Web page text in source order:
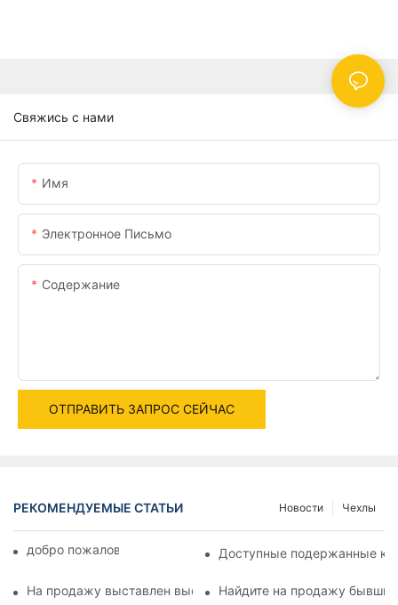
Свяжись с нами
Имя
Электронное Письмо
Содержание
ОТПРАВИТЬ ЗАПРОС СЕЙЧАС
РЕКОМЕНДУЕМЫЕ СТАТЬИ Чехлы
Новости
добро пожаловать в мир машинДоступные подержанные
На продажу выставлен высококачественный
Найдите на продажу